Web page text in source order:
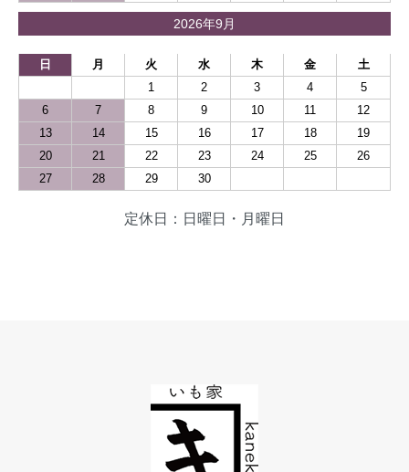
2026年9月
日 月 火 水 木 金
土
1
2 3 4
5
6
7 8 9 10 11
12
13
14 15 16 17 18
19
20
21 22 23 24 25
26
27
28 29 30
定休日：日曜日・月曜日